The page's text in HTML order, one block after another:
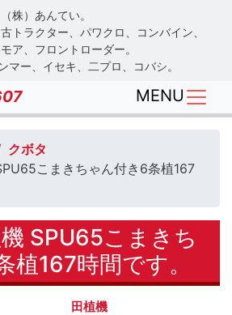
Skip
to
main
content
株）あんてい。
トラクター、パワクロ、コンバイン、
ア、フロントローダー。
マー、イセキ、二プロ、コバシ。
MENU
クボタ
こまきちゃん付き6条植167
SPU65こまきち
植167時間です。
田植機